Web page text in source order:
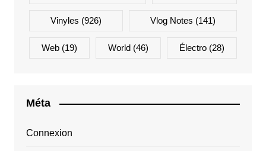
Vinyles (926) Vlog Notes (141)
Web(19) World (46) Électro (28)
Méta
Connexion